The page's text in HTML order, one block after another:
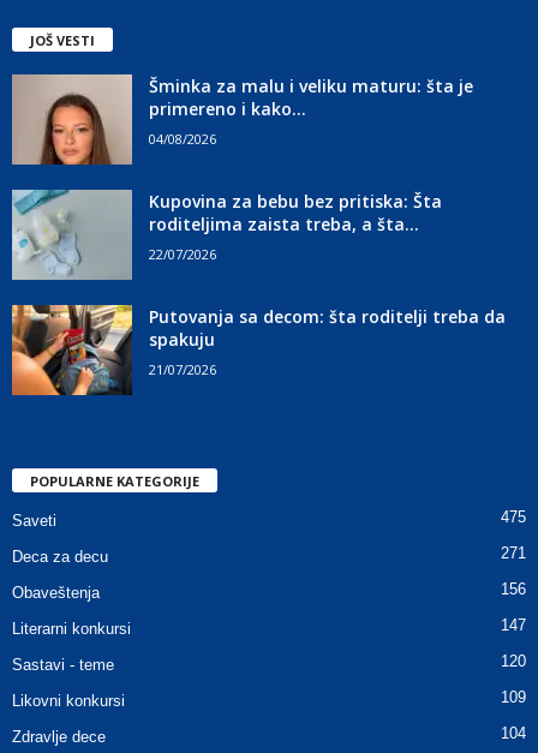
JOŠ VESTI
Šminka za malu i veliku maturu: šta je
primereno i kako...
04/08/2026
Kupovina za bebu bez pritiska: Šta
roditeljima zaista treba, a šta...
22/07/2026
Putovanja sa decom: šta roditelji treba da
spakuju
21/07/2026
POPULARNE KATEGORIJE
Saveti 475
Deca za decu 271
Obaveštenja 156
Literarni konkursi 147
Sastavi - teme 120
Likovni konkursi 109
Zdravlje dece 104